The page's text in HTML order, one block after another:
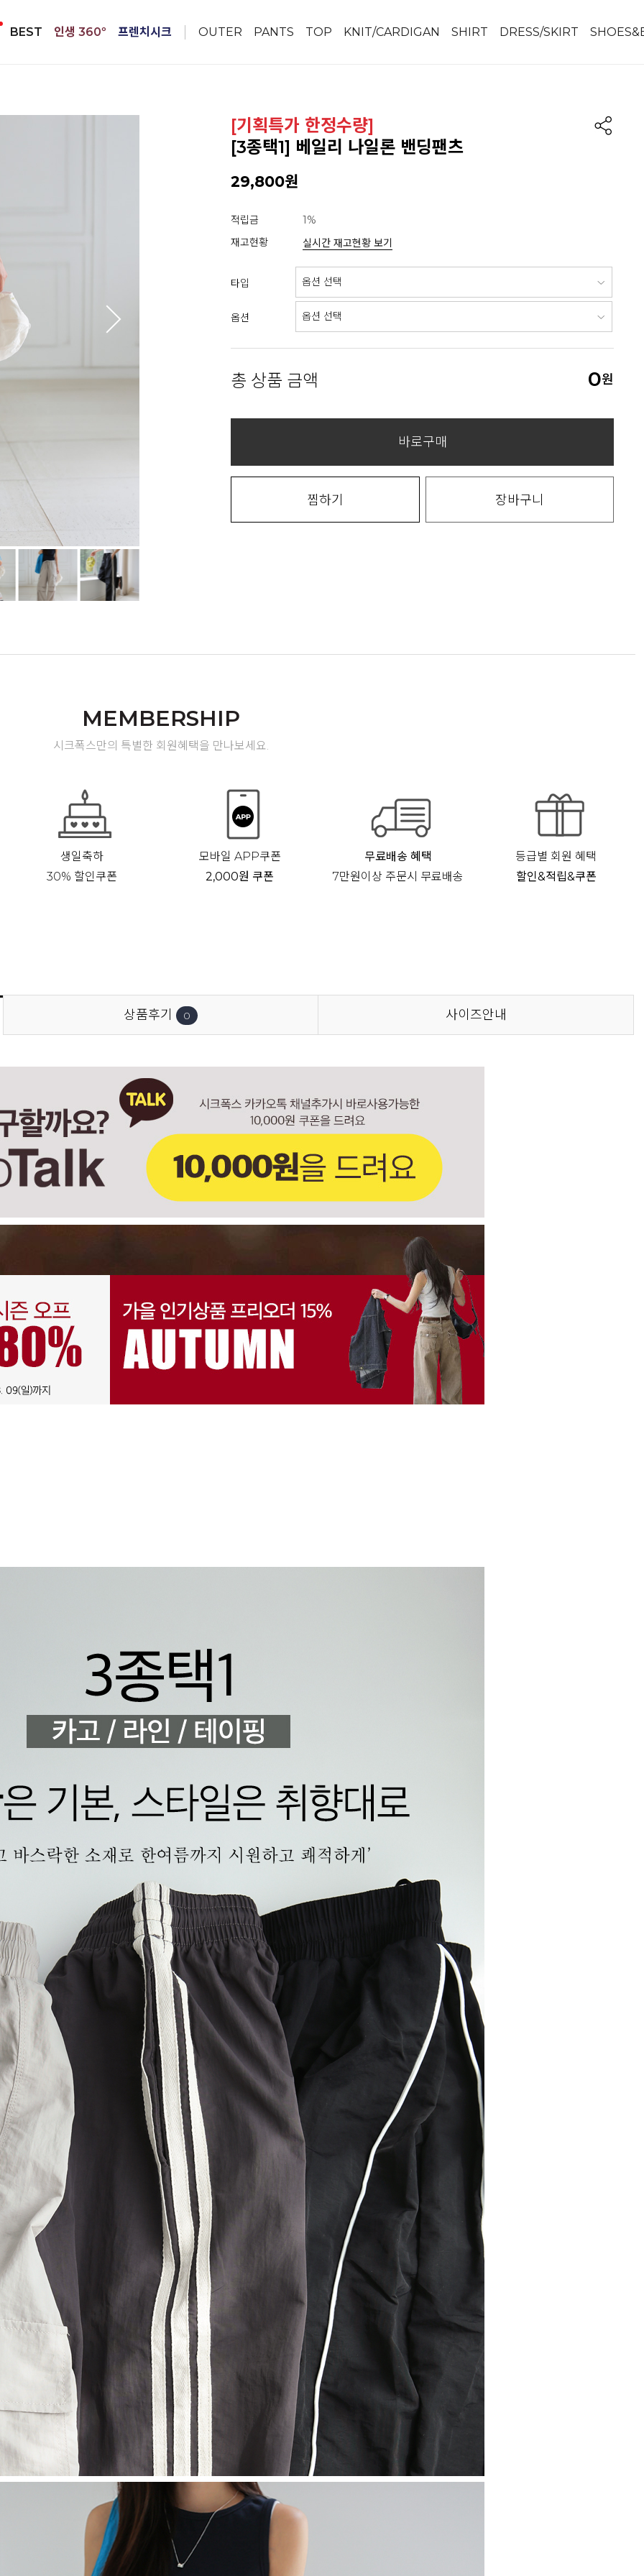
BEST 인생 360º 프렌치시크 OUTER PANTS TOP KNIT/CARDIGAN SHIRT DRESS/SKIRT
[기획특가 한정수량]
[3종택1] 베일리 나일론 밴딩팬츠
29,800원
적립금
1%
재고현황
실시간 재고현황 보기
타입
옵션
총 상품 금액 0원
바로구매
찜하기 장바구니
MEMBERSHIP
시크폭스만의 특별한 회원혜택을 만나보세요.
생일축하
30% 할인쿠폰
모바일 APP쿠폰
2,000원 쿠폰
무료배송 혜택
7만원이상 주문시 무료배송
등급별 회원 혜택
할인&적립&쿠폰
상품후기 0 사이즈안내